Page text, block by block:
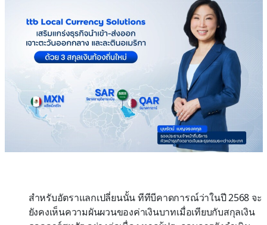
สำหรับอัตราแลกเปลี่ยนนั้น ทีทีบีคาดการณ์ว่าในปี 2568 จะ
ยังคงเห็นความผันผวนของค่าเงินบาทเมื่อเทียบกับสกุลเงิน